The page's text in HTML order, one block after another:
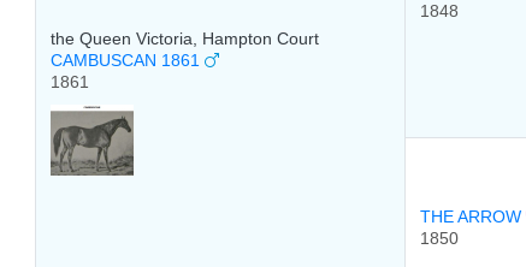
the Queen Victoria, Hampton Court
CAMBUSCAN 1861
1861
1848
THE ARROW
1850